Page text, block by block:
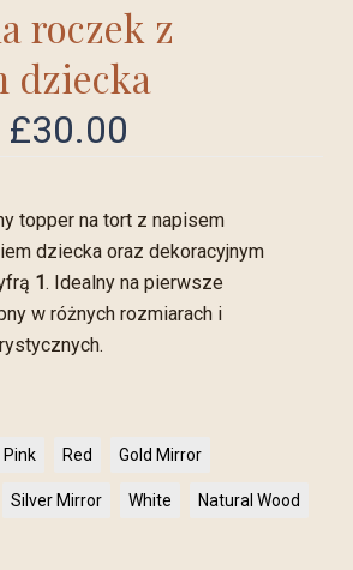
roczek z
dziecka
£30.00
topper na tort z napisem
dziecka oraz dekoracyjnym
1 . Idealny na pierwsze
w różnych rozmiarach i
Pink Red Gold Mirror
Silver Mirror White Natural Wood